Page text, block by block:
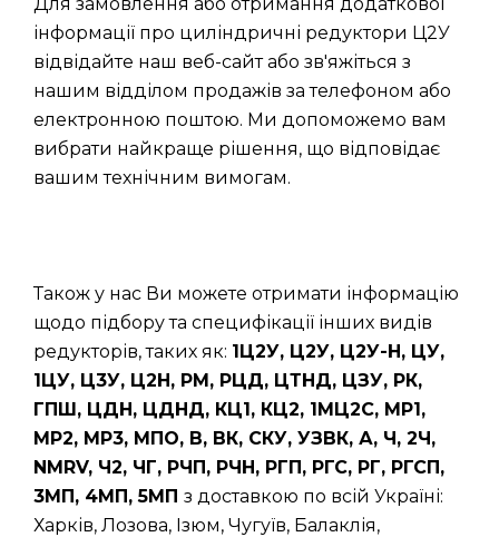
інформації про циліндричні редуктори Ц2У
відвідайте наш веб-сайт або зв'яжіться з
нашим відділом продажів за телефоном або
електронною поштою. Ми допоможемо вам
вибрати найкраще рішення, що відповідає
вашим технічним вимогам.
Також у нас Ви можете отримати інформацію
щодо підбору та специфікації інших видів
редукторів, таких як: 1Ц2У, Ц2У, Ц2У-Н, ЦУ,
1ЦУ, Ц3У, Ц2Н, РМ, РЦД, ЦТНД, ЦЗУ, РК,
ГПШ, ЦДН, ЦДНД, КЦ1, КЦ2, 1МЦ2С, МР1,
МР2, МР3, МПО, В, ВК, СКУ, УЗВК, А, Ч, 2Ч,
NMRV, Ч2, ЧГ, РЧП, РЧН, РГП, РГС, РГ, РГСП,
3МП, 4МП, 5МП з доставкою по всій Україні:
Харків, Лозова, Ізюм, Чугуїв, Балаклія,